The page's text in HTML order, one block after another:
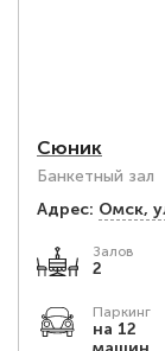
Сюник
Банкетный зал
Адрес: Омск,
Залов
2
Паркинг
на 12